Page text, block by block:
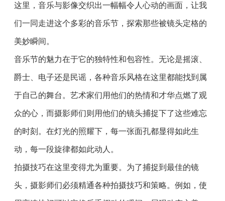
这里，音乐与影像交织出一幅幅令人心动的画面，让我
们一同走进这个多彩的音乐节，探索那些被镜头定格的
美妙瞬间。
音乐节的魅力在于它的独特性和包容性。无论是摇滚、
爵士、电子还是民谣，各种音乐风格在这里都能找到属
于自己的舞台。艺术家们用他们的热情和才华点燃了观
众的心，而摄影师们则用他们的镜头捕捉下了这些难忘
的时刻。在灯光的照耀下，每一张面孔都显得如此生
动，每一段旋律都如此动人。
拍摄技巧在这里变得尤为重要。为了捕捉到最佳的镜
头，摄影师们必须精通各种拍摄技巧和策略。例如，使